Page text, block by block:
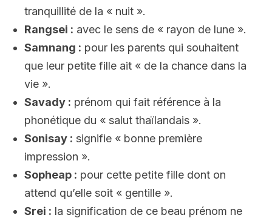
tranquillité de la « nuit ».
Rangsei : avec le sens de « rayon de lune ».
Samnang : pour les parents qui souhaitent
que leur petite fille ait « de la chance dans la
vie ».
Savady : prénom qui fait référence à la
phonétique du « salut thaïlandais ».
Sonisay : signifie « bonne première
impression ».
Sopheap : pour cette petite fille dont on
attend qu’elle soit « gentille ».
Srei : la signification de ce beau prénom ne